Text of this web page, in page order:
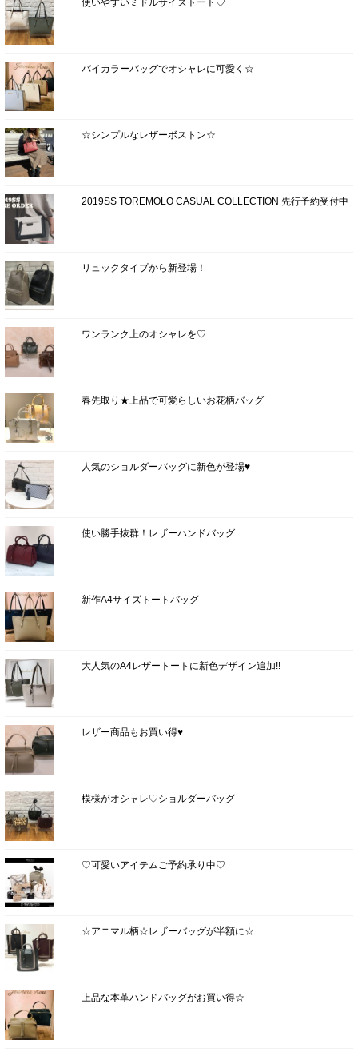
使いやすいミドルサイズトート♡
バイカラーバッグでオシャレに可愛く☆
☆シンプルなレザーボストン☆
2019SS TOREMOLO CASUAL COLLECTION 先行予約受付中
リュックタイプから新登場！
ワンランク上のオシャレを♡
春先取り★上品で可愛らしいお花柄バッグ
人気のショルダーバッグに新色が登場♥
使い勝手抜群！レザーハンドバッグ
新作A4サイズトートバッグ
大人気のA4レザートートに新色デザイン追加!!
レザー商品もお買い得♥
模様がオシャレ♡ショルダーバッグ
♡可愛いアイテムご予約承り中♡
☆アニマル柄☆レザーバッグが半額に☆
上品な本革ハンドバッグがお買い得☆